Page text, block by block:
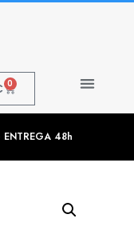
0
ENTREGA 48h